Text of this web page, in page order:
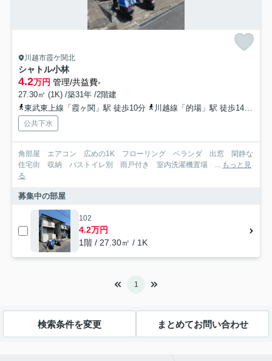
川越市霞ケ関北
シャトル小林
4.2万円 管理/共益費-
27.30㎡ (1K) /築31年 /2階建
東武東上線「霞ヶ関」駅 徒歩10分
川越線「的場」駅 徒歩14分
公共下水
角部屋 エアコン 広めの1K フローリング ベランダ 出窓 閑静な
住宅街 収納 バストイレ別 雨戸付き 室内洗濯機置場 ... もっと見
る
募集中の部屋
102
4.2万円
1階 / 27.30㎡ / 1K
1
検索条件を変更 まとめてお問い合わせ